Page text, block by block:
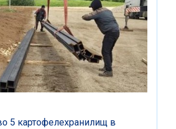
5 картофелехранилищ в